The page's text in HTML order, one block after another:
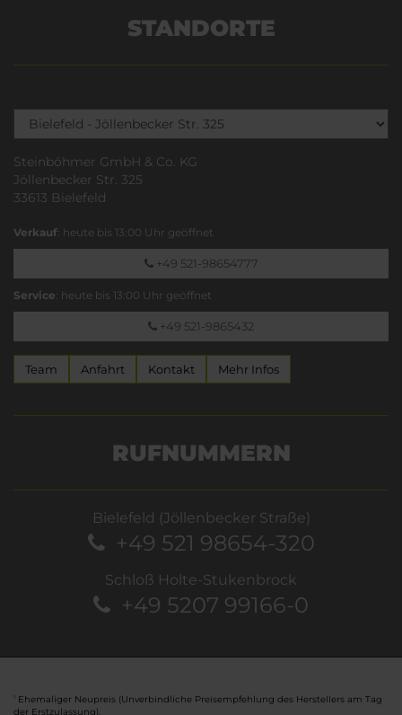
STANDORTE
Steinböhmer GmbH & Co. KG
Jöllenbecker Str. 325
33613 Bielefeld
Verkauf: heute bis 13:00 Uhr geöffnet
+49 521-98654777
Service: heute bis 13:00 Uhr geöffnet
+49 521-9865432
Team Anfahrt Kontakt Mehr Infos
RUFNUMMERN
Bielefeld (Jöllenbecker Straße)
+49 521 98654-320
Schloß Holte-Stukenbrock
+49 5207 99166-0
Ehemaliger Neupreis (Unverbindliche Preisempfehlung des Herstellers am Tag
der Erstzulassung).